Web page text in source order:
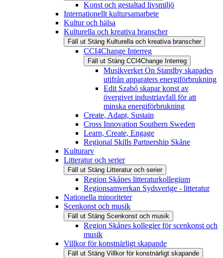
Konst och gestaltad livsmiljö
Internationellt kultursamarbete
Kultur och hälsa
Kulturella och kreativa branscher
Fäll ut Stäng Kulturella och kreativa branscher
CCI4Change Interreg
Fäll ut Stäng CCI4Change Interreg
Musikverket On Standby skapades
utifrån apparaters energiförbrukning
Edit Szabó skapar konst av
övergivet industriavfall för att
minska energiförbrukning
Create, Adapt, Sustain
Cross Innovation Southern Sweden
Learn, Create, Engage
Regional Skills Partnership Skåne
Kulturarv
Litteratur och serier
Fäll ut Stäng Litteratur och serier
Region Skånes litteraturkollegium
Regionsamverkan Sydsverige - litteratur
Nationella minoriteter
Scenkonst och musik
Fäll ut Stäng Scenkonst och musik
Region Skånes kollegier för scenkonst och
musik
Villkor för konstnärligt skapande
Fäll ut Stäng Villkor för konstnärligt skapande